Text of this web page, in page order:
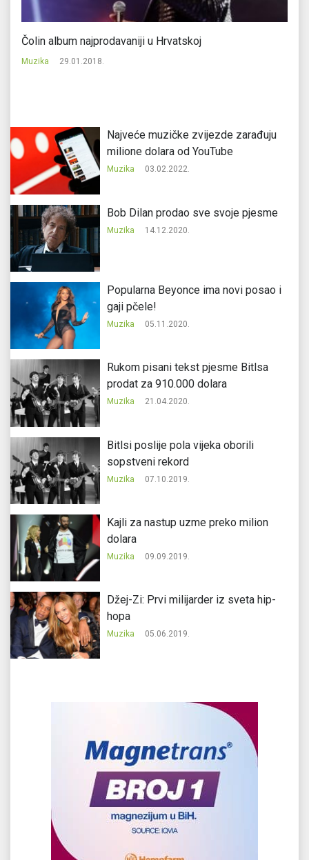
Čolin album najprodavaniji u Hrvatskoj
Muzika 29.01.2018.
Najveće muzičke zvijezde zarađuju
milione dolara od YouTube
Muzika 03.02.2022.
Bob Dilan prodao sve svoje pjesme
Muzika 14.12.2020.
Popularna Beyonce ima novi posao i
gaji pčele!
Muzika 05.11.2020.
Rukom pisani tekst pjesme Bitlsa
prodat za 910.000 dolara
Muzika 21.04.2020.
Bitlsi poslije pola vijeka oborili
sopstveni rekord
Muzika 07.10.2019.
Kajli za nastup uzme preko milion
dolara
Muzika 09.09.2019.
Džej-Zi: Prvi milijarder iz sveta hip-
hopa
Muzika 05.06.2019.